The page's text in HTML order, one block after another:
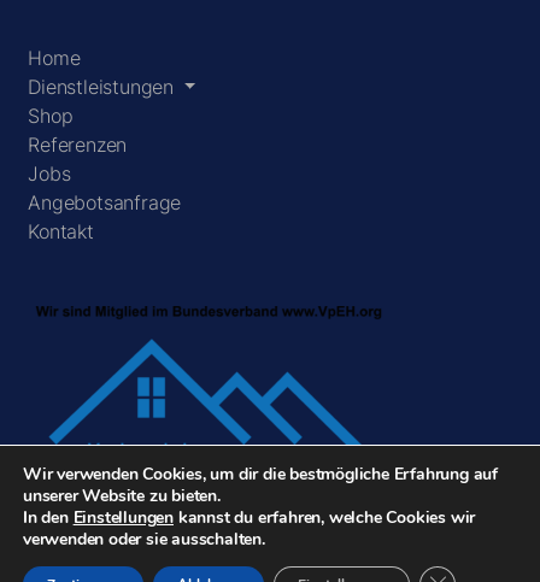
Home
Dienstleistungen
Shop
Referenzen
Jobs
Angebotsanfrage
Kontakt
Wir verwenden Cookies, um dir die bestmögliche Erfahrung auf
unserer Website zu bieten.
In den Einstellungen kannst du erfahren, welche Cookies wir
verwenden oder sie ausschalten.